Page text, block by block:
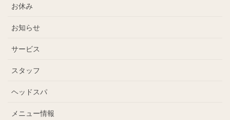
お休み
お知らせ
サービス
スタッフ
ヘッドスパ
メニュー情報